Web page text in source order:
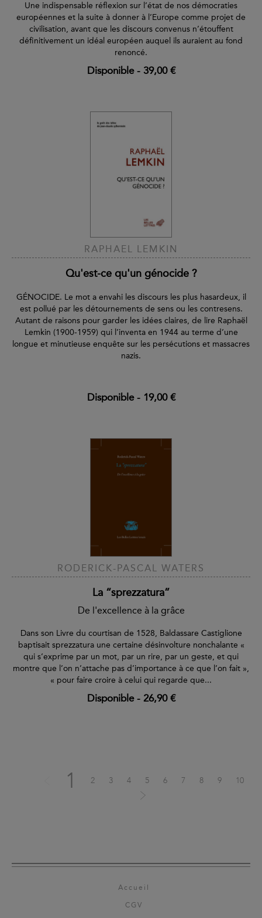
Une indispensable réflexion sur l’état de nos démocraties
européennes et la suite à donner à l’Europe comme projet de
civilisation, avant que les discours convenus n’étouffent
définitivement un idéal européen auquel ils auraient au fond
renoncé.
Disponible- 39,00 €
RAPHAEL LEMKIN
Qu'est-ce qu'un génocide ?
GÉNOCIDE. Le mot a envahi les discours les plus hasardeux, il
est pollué par les détournements de sens ou les contresens.
Autant de raisons pour garder les idées claires, de lire Raphaël
Lemkin (1900-1959) qui l’inventa en 1944 au terme d’une
longue et minutieuse enquête sur les persécutions et massacres
nazis.
Disponible- 19,00 €
RODERICK-PASCAL WATERS
La “sprezzatura”
De l'excellence à la grâce
Dans son Livre du courtisan de 1528, Baldassare Castiglione
baptisait sprezzatura une certaine désinvolture nonchalante «
qui s’exprime par un mot, par un rire, par un geste, et qui
montre que l’on n’attache pas d’importance à ce que l’on fait »,
« pour faire croire à celui qui regarde que...
Disponible- 26,90 €
1 2 3 4 5 6 7 8 9 10
Accueil
CGV